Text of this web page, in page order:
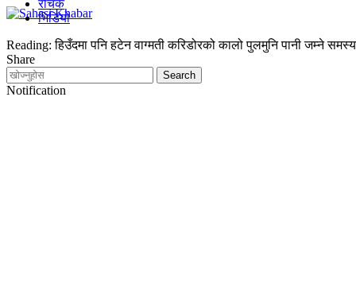
रोचक
भिडियो
Reading: हिउँदमा पनि हटेन वाग्मती करिडोरको कालो पुलमुनि पानी जम्ने
Share
Notification